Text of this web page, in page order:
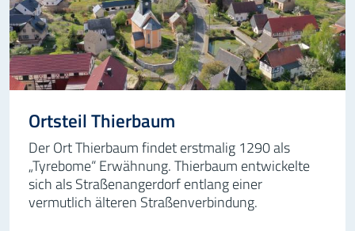
Ortsteil Thierbaum
Der Ort Thierbaum findet erstmalig 1290 als
„Tyrebome“ Erwähnung. Thierbaum entwickelte
sich als Straßenangerdorf entlang einer
vermutlich älteren Straßenverbindung.